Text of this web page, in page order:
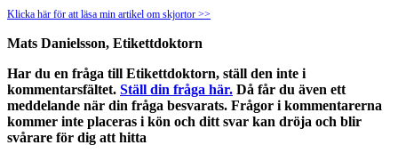
Klicka här för att läsa min artikel om skjortor >>
Mats Danielsson, Etikettdoktorn
Har du en fråga till Etikettdoktorn, ställ den inte i
kommentarsfältet. Ställ din fråga här. Då får du även ett
meddelande när din fråga besvarats. Frågor i kommentarerna
kommer inte placeras i kön och ditt svar kan dröja och blir
svårare för dig att hitta